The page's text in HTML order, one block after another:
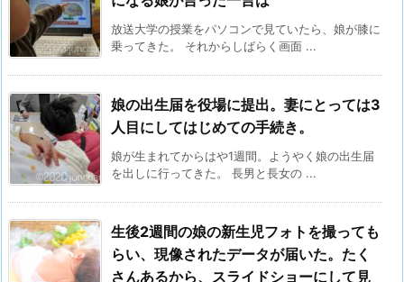
放送大学の授業をパソコンで見ていたら、娘が膝に
乗ってきた。 それからしばらく画面 ...
娘の出生届を役場に提出。妻にとっては3
人目にしてはじめての手続き。
娘が生まれてからはや1週間。ようやく娘の出生届
を出しに行ってきた。 長男と長女の ...
生後2週間の娘の新生児フォトを撮っても
らい、現像されたデータが届いた。たく
さんあるから、スライドショーにして見